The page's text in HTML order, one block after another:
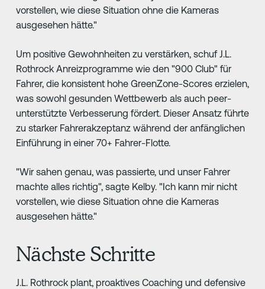
vorstellen, wie diese Situation ohne die Kameras
ausgesehen hätte."
Um positive Gewohnheiten zu verstärken, schuf J.L.
Rothrock Anreizprogramme wie den "900 Club" für
Fahrer, die konsistent hohe GreenZone-Scores erzielen,
was sowohl gesunden Wettbewerb als auch peer-
unterstützte Verbesserung fördert. Dieser Ansatz führte
zu starker Fahrerakzeptanz während der anfänglichen
Einführung in einer 70+ Fahrer-Flotte.
"Wir sahen genau, was passierte, und unser Fahrer
machte alles richtig", sagte Kelby. "Ich kann mir nicht
vorstellen, wie diese Situation ohne die Kameras
ausgesehen hätte."
Nächste Schritte
J.L. Rothrock plant, proaktives Coaching und defensive